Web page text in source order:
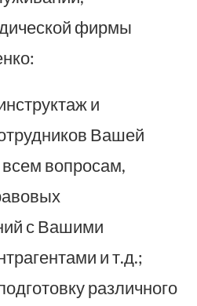
фирмы
и
Вашей
вопросам,
с Вашими
и т.д.;
различного